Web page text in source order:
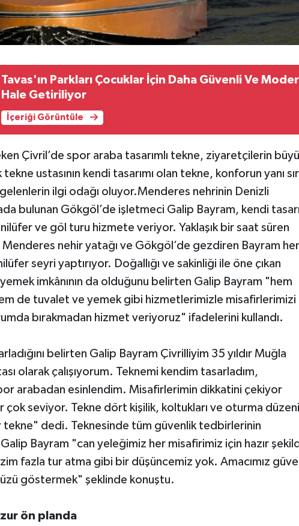
Tavas'ın Parkları Çocuklar İçin Daha Güvenli Ve
Hale Getiriliyor
İçeriği Görüntüle
Çivril’de spor araba tasarımlı tekne, ziyaretçilerin
ustasının kendi tasarımı olan tekne, konforun yanı
ilgi odağı oluyor.Menderes nehrinin Denizli
bulunan Gökgöl’de işletmeci Galip Bayram, kendi
ve göl turu hizmete veriyor. Yaklaşık bir saat süren
nehir yatağı ve Gökgöl’de gezdiren Bayram
seyri yaptırıyor. Doğallığı ve sakinliği ile öne çıkan
imkânının da olduğunu belirten Galip Bayram "hem
de tuvalet ve yemek gibi hizmetlerimizle misafirlerimizi
bırakmadan hizmet veriyoruz" ifadelerini kullandı.
belirten Galip Bayram Çivrilliyim 35 yıldır Muğla
olarak çalışıyorum. Teknemi kendim tasarladım,
arabadan esinlendim. Misafirlerimin dikkatini çekiyor
çok seviyor. Tekne dört kişilik, koltukları ve oturma
tekne" dedi. Teknesinde tüm güvenlik tedbirlerinin
Galip Bayram "can yeleğimiz her misafirimiz için hazır
fazla tur atma gibi bir düşüncemiz yok. Amacımız
göstermek" şeklinde konuştu.
ön planda